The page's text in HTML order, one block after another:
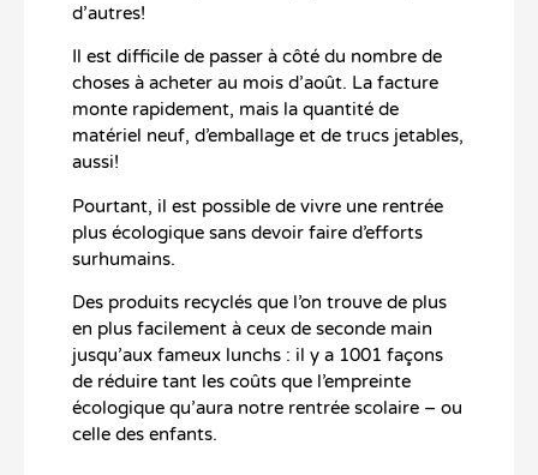
d’autres!
Il est difficile de passer à côté du nombre de
choses à acheter au mois d’août. La facture
monte rapidement, mais la quantité de
matériel neuf, d’emballage et de trucs jetables,
aussi!
Pourtant, il est possible de vivre une rentrée
plus écologique sans devoir faire d’efforts
surhumains.
Des produits recyclés que l’on trouve de plus
en plus facilement à ceux de seconde main
jusqu’aux fameux lunchs : il y a 1001 façons
de réduire tant les coûts que l’empreinte
écologique qu’aura notre rentrée scolaire – ou
celle des enfants.